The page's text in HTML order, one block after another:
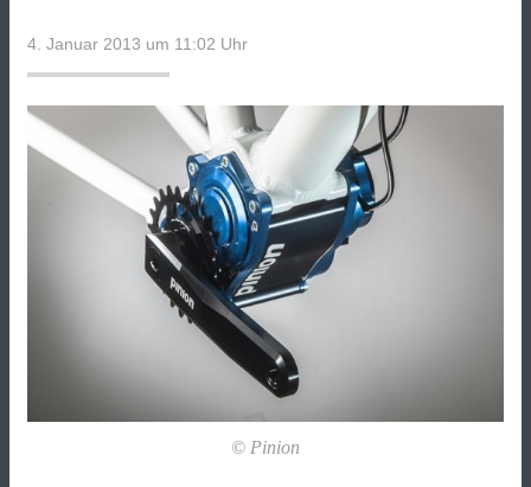
4. Januar 2013 um 11:02 Uhr
© Pinion